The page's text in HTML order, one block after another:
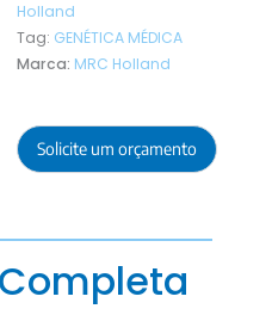
Holland
Tag: GENÉTICA MÉDICA
Marca: MRC Holland
Solicite um orçamento